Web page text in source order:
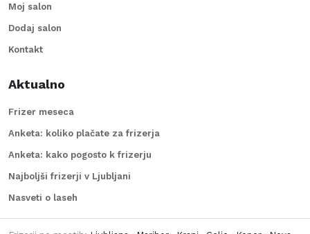
Moj salon
Dodaj salon
Kontakt
Aktualno
Frizer meseca
Anketa: koliko plačate za frizerja
Anketa: kako pogosto k frizerju
Najboljši frizerji v Ljubljani
Nasveti o laseh